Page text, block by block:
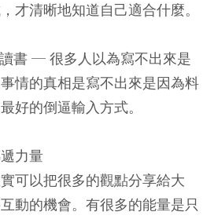
才清晰地知道自己適合什麼。
書 ─ 很多人以為寫不出來是
情的真相是寫不出來是因為料
好的倒逼輸入方式。
力量
可以把很多的觀點分享給大
動的機會。有很多的能量是只